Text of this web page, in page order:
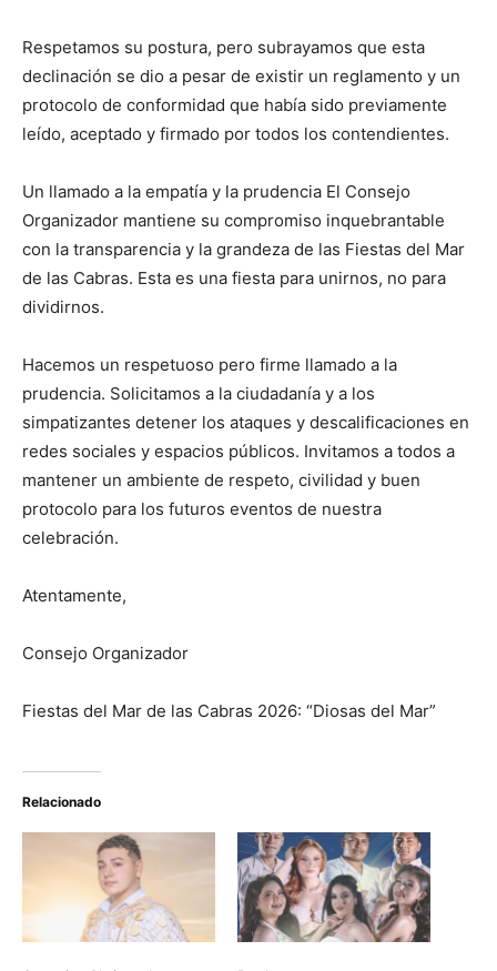
Respetamos su postura, pero subrayamos que esta
declinación se dio a pesar de existir un reglamento y un
protocolo de conformidad que había sido previamente
leído, aceptado y firmado por todos los contendientes.
Un llamado a la empatía y la prudencia El Consejo
Organizador mantiene su compromiso inquebrantable
con la transparencia y la grandeza de las Fiestas del Mar
de las Cabras. Esta es una fiesta para unirnos, no para
dividirnos.
Hacemos un respetuoso pero firme llamado a la
prudencia. Solicitamos a la ciudadanía y a los
simpatizantes detener los ataques y descalificaciones en
redes sociales y espacios públicos. Invitamos a todos a
mantener un ambiente de respeto, civilidad y buen
protocolo para los futuros eventos de nuestra
celebración.
Atentamente,
Consejo Organizador
Fiestas del Mar de las Cabras 2026: “Diosas del Mar”
Relacionado